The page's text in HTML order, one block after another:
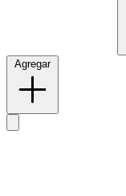
Agregar